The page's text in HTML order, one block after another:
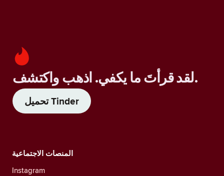
لقد قرأتَ ما يكفي. اذهب واكتشف.
تحميل Tinder
المنصات الاجتماعية
Instagram